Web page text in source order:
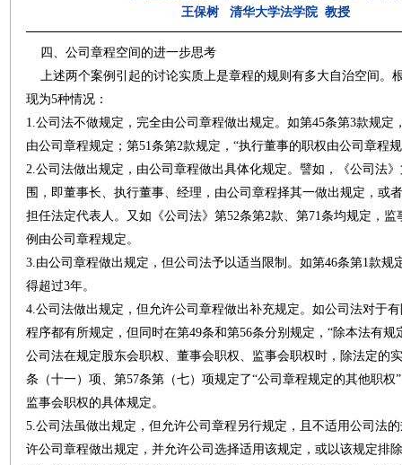
王保树 清华大学法学院 教授
四、公司章程空间的进一步思考
上述两个案例引起的讨论实质上是章程的规则有多大自治空间。
现为5种情况：
1.公司法不做规定，完全由公司章程做出规定。如第45条第3款规
由公司章程规定；第51条第2款规定，“执行董事的职权由公司章程
2.公司法做出规定，由公司章程做出具体化规定。譬如，《公司法
围，即董事长、执行董事、经理，由公司章程择其一做出规定，或
担任法定代表人。又如《公司法》第52条第2款、第71条均规定，
例由公司章程规定。
3.由公司章程做出规定，但公司法予以适当限制。如第46条第1款
得超过3年。
4.公司法做出规定，但允许公司章程做出补充规定。如公司法对于
程序都有所规定，但同时在第49条和第56条分别规定，“除本法有
公司法在规定股东会职权、董事会职权、监事会职权时，除法定的
条（十一）项、第57条第（七）项规定了“公司章程规定的其他职
监事会职权的具体规定。
5.公司法虽做出规定，但允许公司章程另行规定，且不适用公司法
许公司章程做出规定，并允许公司选择适用该规定，或以该规定排